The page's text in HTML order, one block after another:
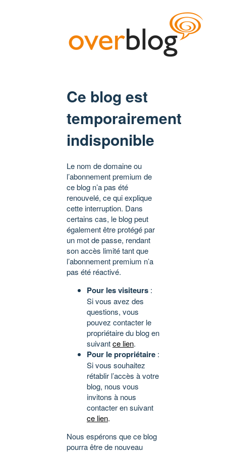
Ce blog est
temporairement
indisponible
Le nom de domaine ou
l’abonnement premium de
ce blog n’a pas été
renouvelé, ce qui explique
cette interruption. Dans
certains cas, le blog peut
également être protégé par
un mot de passe, rendant
son accès limité tant que
l’abonnement premium n’a
pas été réactivé.
Pour les visiteurs :
Si vous avez des
questions, vous
pouvez contacter le
propriétaire du blog en
suivantce lien.
Pour le propriétaire :
Si vous souhaitez
rétablir l’accès à votre
blog, nous vous
invitons à nous
contacter en suivant
ce lien.
Nous espérons que ce blog
pourra être de nouveau